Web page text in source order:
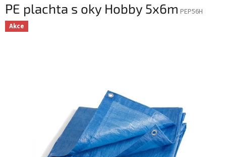
PE plachta s oky Hobby 5x6m PEP56H
Akce